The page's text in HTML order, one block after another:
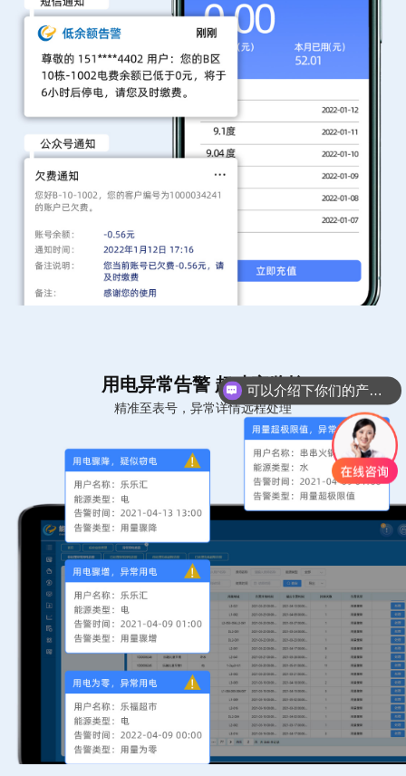
用电异常告警 超功率监控
精准至表号，异常详情远程处理
你们是怎么收费的呢？